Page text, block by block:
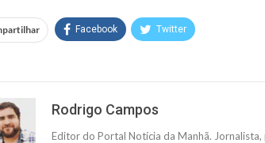
Facebook Twitter
Rodrigo Campos
Editor do Portal Notícia da Manhã.